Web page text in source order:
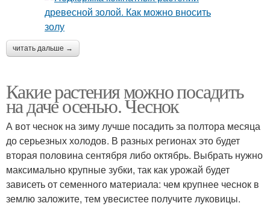
читать дальше →
Какие растения можно посадить
на даче осенью. Чеснок
А вот чеснок на зиму лучше посадить за полтора месяца
до серьезных холодов. В разных регионах это будет
вторая половина сентября либо октябрь. Выбрать нужно
максимально крупные зубки, так как урожай будет
зависеть от семенного материала: чем крупнее чеснок в
землю заложите, тем увесистее получите луковицы.